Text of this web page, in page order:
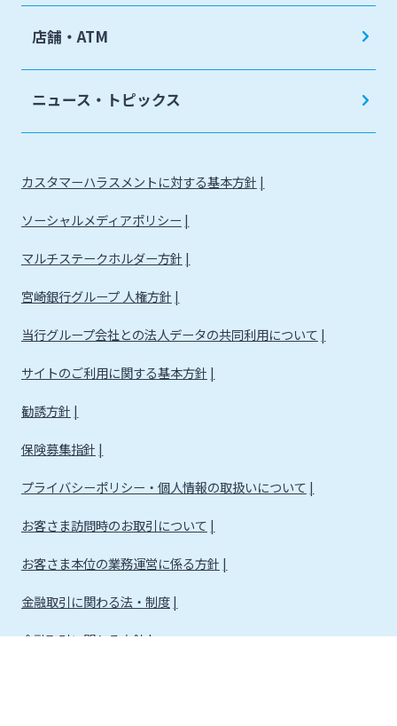
店舗・ATM
ニュース・トピックス
カスタマーハラスメントに対する基本方針
ソーシャルメディアポリシー
マルチステークホルダー方針
宮崎銀行グループ 人権方針
当行グループ会社との法人データの共同利用について
サイトのご利用に関する基本方針
勧誘方針
保険募集指針
プライバシーポリシー・個人情報の取扱いについて
お客さま訪問時のお取引について
お客さま本位の業務運営に係る方針
金融取引に関わる法・制度
金融取引に関わる方針